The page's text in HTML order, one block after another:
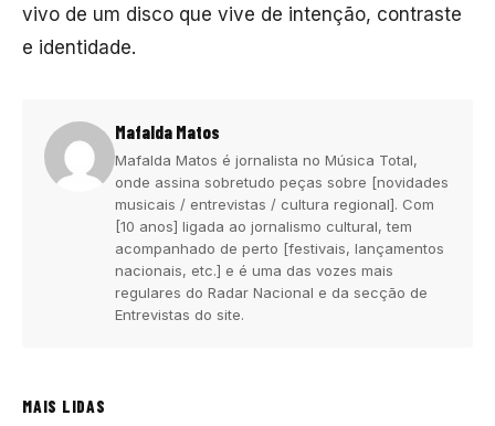
vivo de um disco que vive de intenção, contraste
e identidade.
Mafalda Matos
Mafalda Matos é jornalista no Música Total,
onde assina sobretudo peças sobre [novidades
musicais / entrevistas / cultura regional]. Com
[10 anos] ligada ao jornalismo cultural, tem
acompanhado de perto [festivais, lançamentos
nacionais, etc.] e é uma das vozes mais
regulares do Radar Nacional e da secção de
Entrevistas do site.
MAIS LIDAS